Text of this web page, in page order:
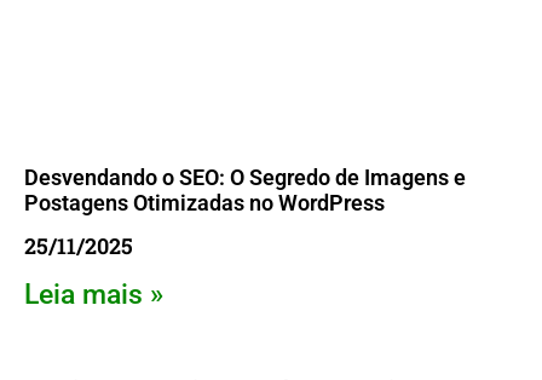
Desvendando o SEO: O Segredo de Imagens e
Postagens Otimizadas no WordPress
25/11/2025
Leia mais »